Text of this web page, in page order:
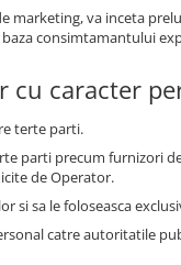
va inceta
consimtamantului
cu caracter
terte parti.
parti precum furnizori
de Operator.
sa le foloseasca
catre autoritatile